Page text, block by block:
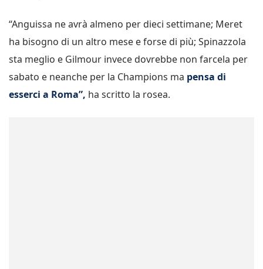
“Anguissa ne avrà almeno per dieci settimane; Meret
ha bisogno di un altro mese e forse di più; Spinazzola
sta meglio e Gilmour invece dovrebbe non farcela per
sabato e neanche per la Champions ma pensa di
esserci a Roma”, ha scritto la rosea.